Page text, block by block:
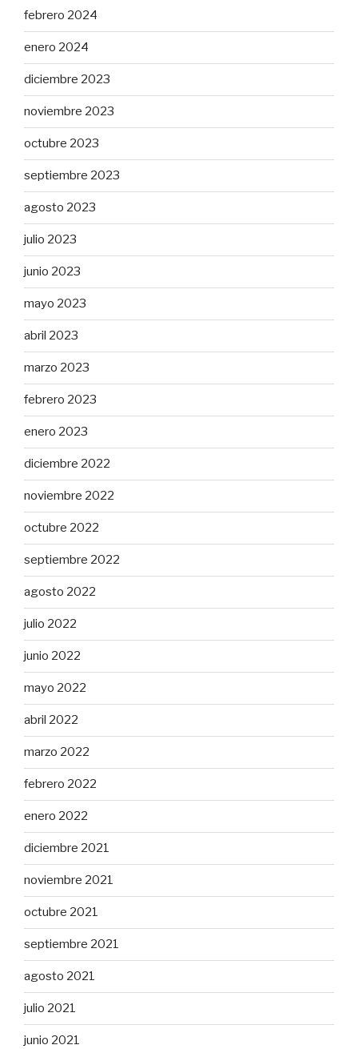
febrero 2024
enero 2024
diciembre 2023
noviembre 2023
octubre 2023
septiembre 2023
agosto 2023
julio 2023
junio 2023
mayo 2023
abril 2023
marzo 2023
febrero 2023
enero 2023
diciembre 2022
noviembre 2022
octubre 2022
septiembre 2022
agosto 2022
julio 2022
junio 2022
mayo 2022
abril 2022
marzo 2022
febrero 2022
enero 2022
diciembre 2021
noviembre 2021
octubre 2021
septiembre 2021
agosto 2021
julio 2021
junio 2021